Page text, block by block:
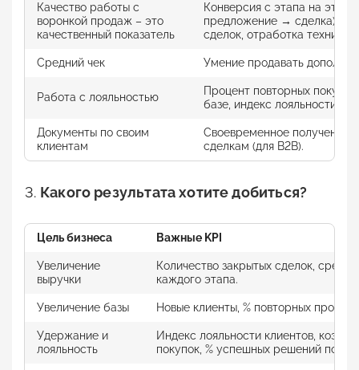
Качество работы с
воронкой продаж – это
качественный показатель
Конверсия с этапа на этап
предложение → сделка),
сделок, отработка техники
Средний чек Умение продавать
Работа с лояльностью
Процент повторных
базе, индекс лояльности по
Документы по своим
клиентам
Своевременное получение
сделкам (для B2B).
Какого результата хотите добиться?
Цель бизнеса Важные KPI
Увеличение
выручки
Количество закрытых сделок,
каждого этапа.
Увеличение базы Новые клиенты, % повторных продаж
Удержание и
лояльность
Индекс лояльности клиентов,
покупок, % успешных решений по